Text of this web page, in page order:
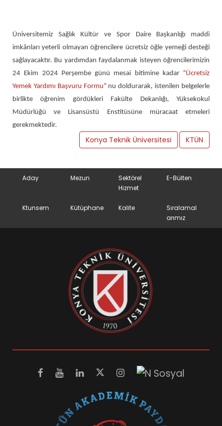
Üniversitemiz Sağlık Kültür ve Spor Daire Başkanlığı maddi
imkânları yeterli olmayan öğrencilere ücretsiz öğle yemeği desteği
sağlayacaktır. Bu yardımdan faydalanmak isteyen öğrencilerimizin
24 Ekim 2024 Perşembe günü mesai bitimine kadar “Ücretsiz
Yemek Yardımı Başvuru Formu” nu doldurarak, istenilen belgelerle
birlikte öğrenim gördükleri Fakülte Dekanlığı, Yüksekokul
Müdürlüğü ve Lisansüstü Enstitüsüne müracaat etmeleri
gerekmektedir.
Konya Teknik Üniversitesi KTÜN
Aday Mezun
Sektörel
Hizmet
E-Bülten
Ktunsem Kütüphane Kalite
Sıralamal
arımız